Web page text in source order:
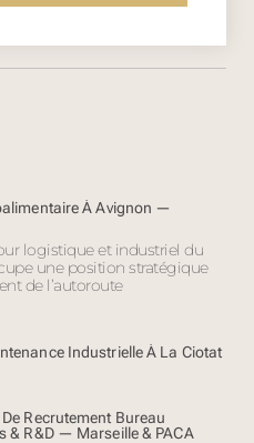
À Avignon —
logistique et industriel du
une position stratégique
de l’autoroute
Industrielle À La Ciotat
Recrutement Bureau
& R&D — Marseille & PACA